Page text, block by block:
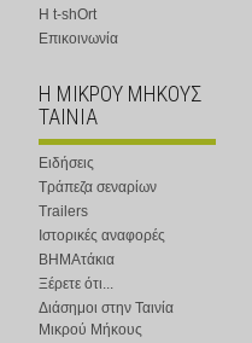
Η t-shOrt
Επικοινωνία
Η ΜΙΚΡΟΥ ΜΗΚΟΥΣ
ΤΑΙΝΙΑ
Ειδήσεις
Τράπεζα σεναρίων
Trailers
Ιστορικές αναφορές
ΒΗΜΑτάκια
Ξέρετε ότι...
Διάσημοι στην Ταινία
Μικρού Μήκους